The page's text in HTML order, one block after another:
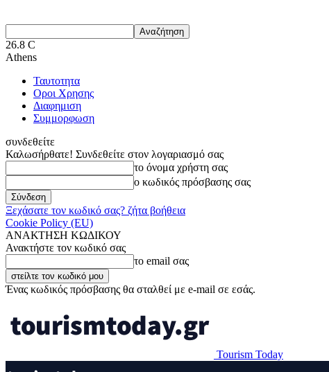
26.8 C
Athens
Ταυτοτητα
Οροι Χρησης
Διαφημιση
Συμμορφωση
συνδεθείτε
Καλωσήρθατε! Συνδεθείτε στον λογαριασμό σας
το όνομα χρήστη σας
ο κωδικός πρόσβασης σας
Ξεχάσατε τον κωδικό σας? ζήτα βοήθεια
Cookie Policy (EU)
ΑΝΑΚΤΗΣΗ ΚΩΔΙΚΟΥ
Ανακτήστε τον κωδικό σας
το email σας
Ένας κωδικός πρόσβασης θα σταλθεί με e-mail σε εσάς.
Tourism Today